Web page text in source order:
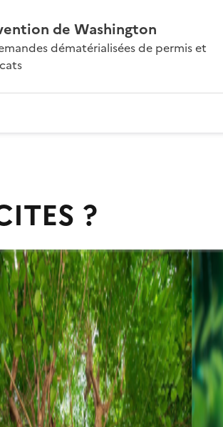
de Washington
dématérialisées de permis et
?